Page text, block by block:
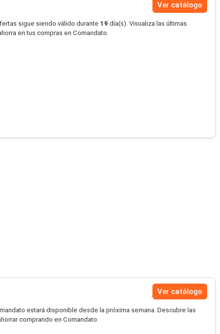
Ver catálogo
sigue siendo válido durante 19 día(s). Visualiza las últimas
en tus compras en Comandato.
Ver catálogo
estará disponible desde la próxima semana. Descubre las
comprando en Comandato.